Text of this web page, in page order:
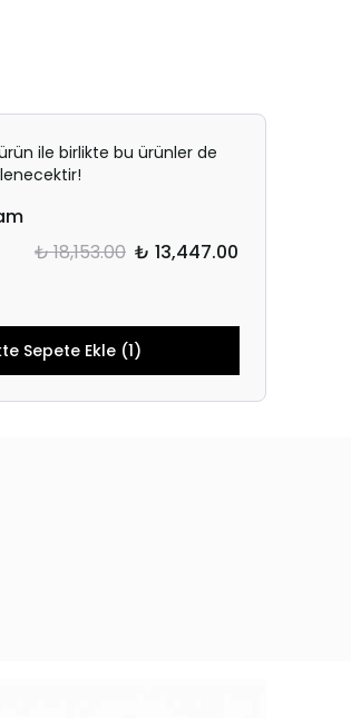
ile birlikte bu ürünler de
₺ 18,153.00 ₺ 13,447.00
Sepete Ekle (1)